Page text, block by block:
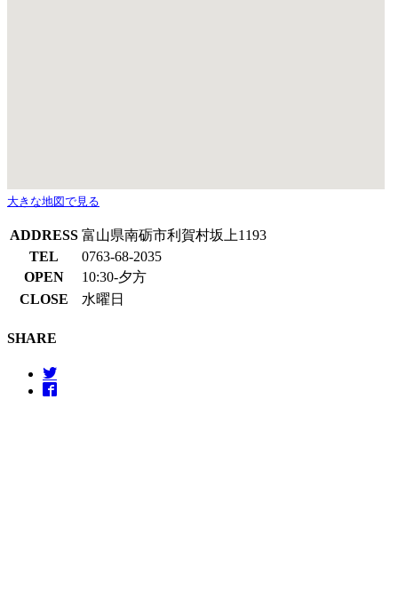
大きな地図で見る
ADDRESS 富山県南砺市利賀村坂上1193
TEL
0763-68-2035
OPEN
10:30-夕方
CLOSE
水曜日
SHARE